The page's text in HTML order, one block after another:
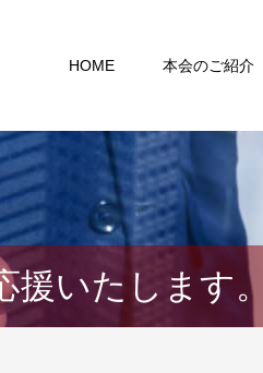
HOME 本会のご紹介
援いたします。